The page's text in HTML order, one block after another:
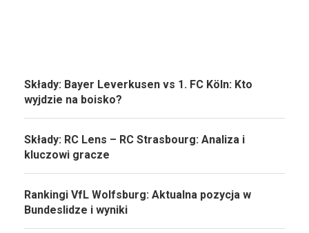
Składy: Bayer Leverkusen vs 1. FC Köln: Kto
wyjdzie na boisko?
Składy: RC Lens – RC Strasbourg: Analiza i
kluczowi gracze
Rankingi VfL Wolfsburg: Aktualna pozycja w
Bundeslidze i wyniki